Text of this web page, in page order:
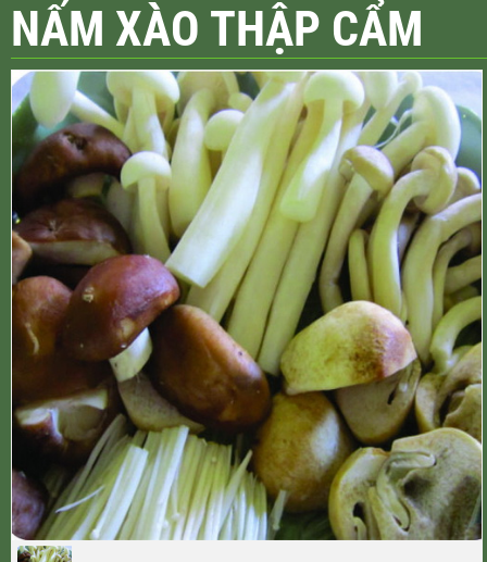
NẤM XÀO THẬP CẨM